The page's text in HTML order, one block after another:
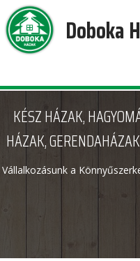
Doboka
KÉSZ HÁZAK,
HÁZAK,
Vállalkozásunk a